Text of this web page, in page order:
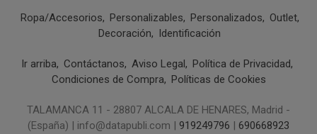
Ropa/Accesorios Personalizables Personalizados
Outlet
Decoración
Identificación
Ir arriba Contáctanos Aviso Legal
Política de Privacidad
Condiciones de Compra
Políticas de Cookies
TALAMANCA 11 - 28807 ALCALA DE HENARES, Madrid -
(España) | info@datapubli.com | 919249796
690668923